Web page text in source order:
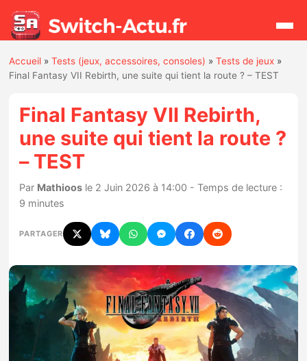
Rechercher
Actualités
Jeux
Hardware
Mises à jour
Chiffres de ventes
Rumeurs
Nintendo Direct
Accueil »Tests (jeux, accessoires, consoles) »Tests de jeux »
Final Fantasy VII Rebirth, une suite qui tient la route ? – TEST
Final Fantasy VII Rebirth,
une suite qui tient la route ?
– TEST
Par Mathioos le 2 Juin 2026 à 14:00 - Temps de lecture :
9 minutes
PARTAGER